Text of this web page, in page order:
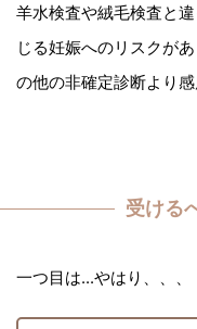
羊水検査や絨毛検査と
じる妊娠へのリスクが
の他の非確定診断より感
受ける
一つ目は...やはり、、、